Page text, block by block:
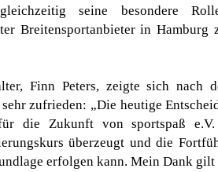
seine besondere
Breitensportanbieter in Hamburg
Finn Peters, zeigte sich nach
zufrieden: „Die heutige
die Zukunft von sportspaß
überzeugt und die
erfolgen kann. Mein Dank